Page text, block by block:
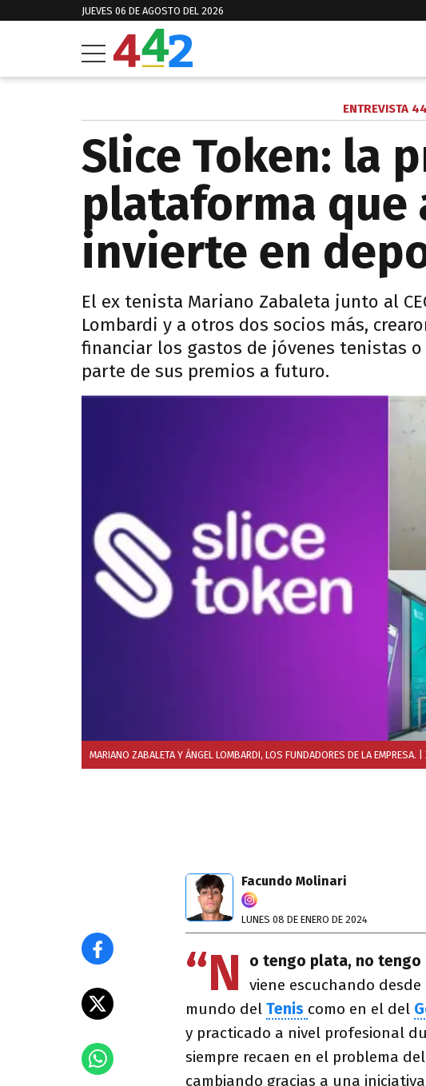
JUEVES 06 DE AGOSTO DEL 2026
ENTREVISTA
Slice Token: la
plataforma que
invierte en
El ex tenista Mariano Zabaleta junto al
Lombardi y a otros dos socios más,
financiar los gastos de jóvenes tenistas
parte de sus premios a futuro.
MARIANO ZABALETA Y ÁNGEL LOMBARDI, LOS FUNDADORES DE LA EMPRESA. |
Facundo Molinari
LUNES 08 DE ENERO DE 2024
“N o tengo plata, no tengo
viene escuchando
mundo del Tenis como en el del
y practicado a nivel profesional
siempre recaen en el problema
cambiando gracias a una